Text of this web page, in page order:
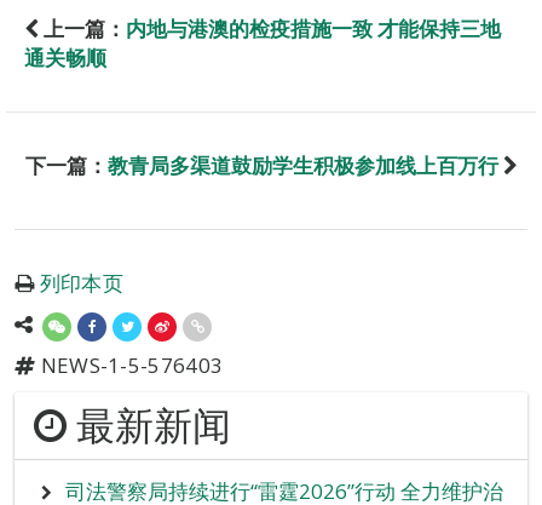
上一篇： 内地与港澳的检疫措施一致 才能保持三地
通关畅顺
下一篇： 教青局多渠道鼓励学生积极参加线上百万行
列印本页
NEWS-1-5-576403
最新新闻
司法警察局持续进行“雷霆2026”行动 全力维护治